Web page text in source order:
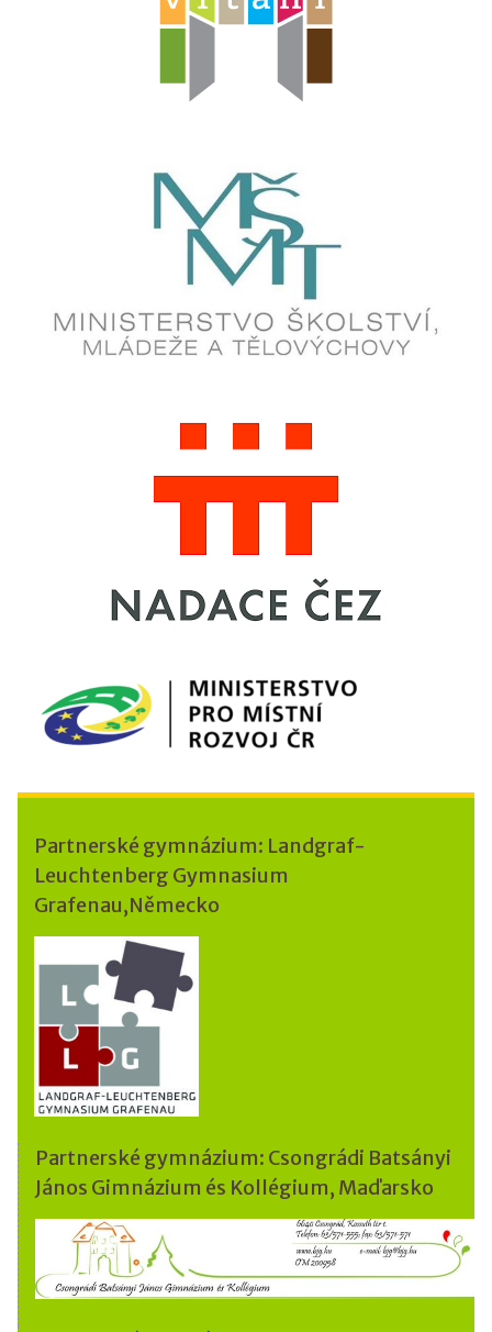
Partnerské gymnázium: Landgraf-
Leuchtenberg Gymnasium
Grafenau,Německo
Partnerské gymnázium: Csongrádi Batsányi
János Gimnázium és Kollégium, Maďarsko